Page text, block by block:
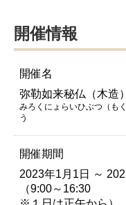
開催情報
開催名
弥勒如来秘仏（木造
みろくにょらいひぶつ（も
う
開催期間
2023年1月1日 ～
（9:00～16:30